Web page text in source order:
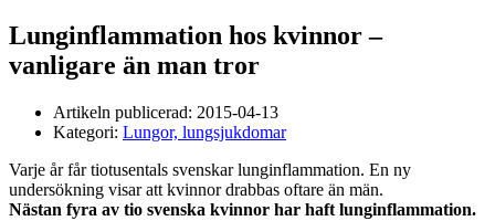
Lunginflammation hos kvinnor –
vanligare än man tror
Artikeln publicerad: 2015-04-13
Kategori: Lungor, lungsjukdomar
Varje år får tiotusentals svenskar lunginflammation. En ny
undersökning visar att kvinnor drabbas oftare än män.
Nästan fyra av tio svenska kvinnor har haft lunginflammation.